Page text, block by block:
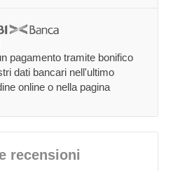
pagamento tramite bonifico
dati bancari nell'ultimo
online o nella pagina
recensioni